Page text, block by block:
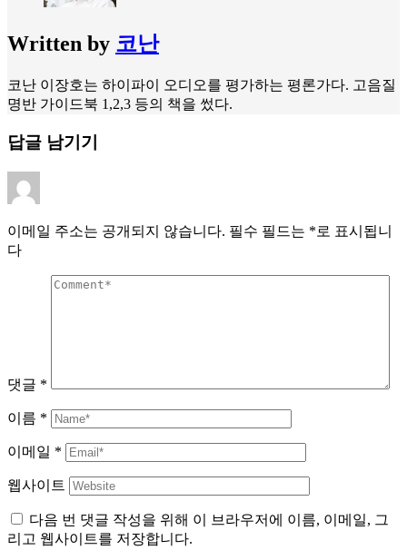
Written by 코난
코난 이장호는 하이파이 오디오를 평가하는 평론가다. 고음질
명반 가이드북 1,2,3 등의 책을 썼다.
답글 남기기
이메일 주소는 공개되지 않습니다. 필수 필드는 *로 표시됩니
다
댓글 *
이름 *
이메일 *
웹사이트
다음 번 댓글 작성을 위해 이 브라우저에 이름, 이메일, 그
리고 웹사이트를 저장합니다.